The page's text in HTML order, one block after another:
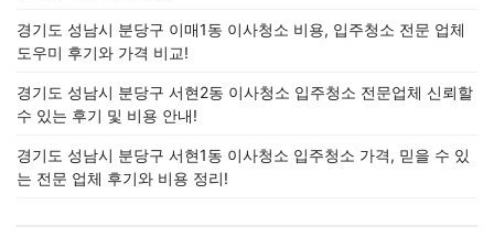
경기도 성남시 분당구 이매1동 이사청소 비용, 입주청소 전문 업체
도우미 후기와 가격 비교!
경기도 성남시 분당구 서현2동 이사청소 입주청소 전문업체 신뢰할
수 있는 후기 및 비용 안내!
경기도 성남시 분당구 서현1동 이사청소 입주청소 가격, 믿을 수 있
는 전문 업체 후기와 비용 정리!